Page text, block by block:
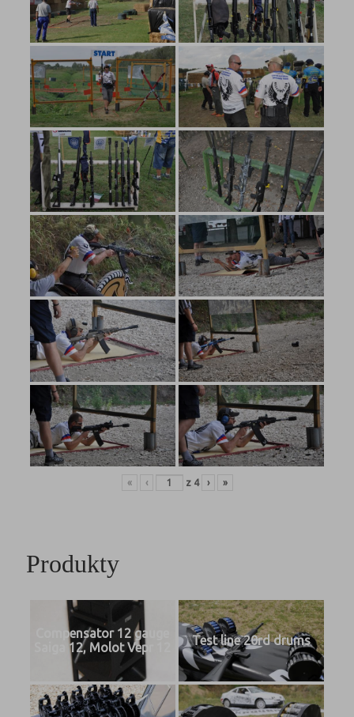
« ‹ z 4 › »
Produkty
Compensator 12 gauge
Saiga 12, Molot Vepr 12
Test line 20rd drums